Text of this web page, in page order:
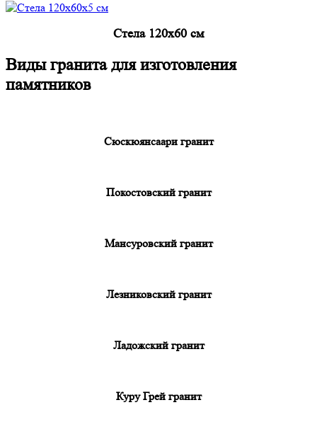
Cтела 120x60 см
Виды гранита для изготовления
памятников
Сюскюянсаари гранит
Покостовский гранит
Мансуровский гранит
Лезниковский гранит
Ладожский гранит
Куру Грей гранит